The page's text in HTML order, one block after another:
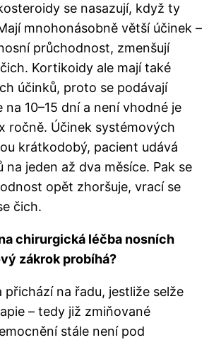
se nasazují, když ty
mnohonásobně větší účinek –
průchodnost, zmenšují
Kortikoidy ale mají také
účinků, proto se podávají
10–15 dní a není vhodné je
ročně. Účinek systémových
krátkodobý, pacient udává
na jeden až dva měsíce. Pak se
opět zhoršuje, vrací se
čich.
chirurgická léčba nosních
zákrok probíhá?​
přichází na řadu, jestliže selže
– tedy již zmiňované
stále není pod